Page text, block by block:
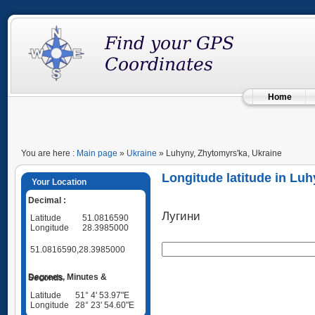
Home
You are here : Main page » Ukraine » Luhyny, Zhytomyrs'ka, Ukraine
Your Location
Decimal :
Latitude
51.0816590
Longitude
28.3985000
51.0816590,28.3985000
Degrees, Minutes & Seconds
Latitude
51° 4' 53.97"E
Longitude
28° 23' 54.60"E
Longitude latitude in
Лугини